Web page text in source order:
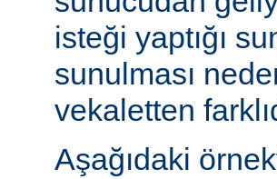
isteği yaptığı
sunulması
vekaletten
Aşağıdaki